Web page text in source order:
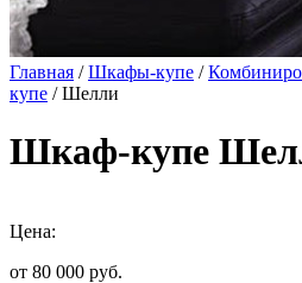
Главная /Шкафы-купе /
купе / Шелли
Шкаф-купе
Цена:
от 80 000 руб.